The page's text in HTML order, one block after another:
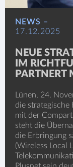
NEWS –
17.12.2025
NEUE
IM
PARTNERT
Lünen, 24.
die strategische
mit der
steht die
die Erbringung
(Wireless Local